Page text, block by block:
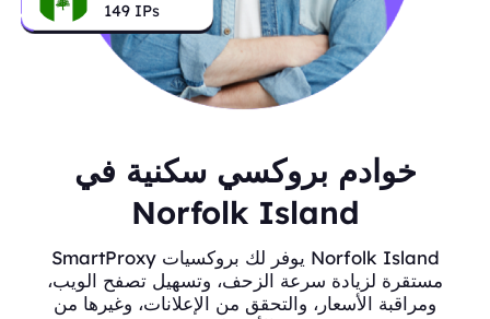
149 IPs
خوادم بروكسي سكنية في
Norfolk Island
SmartProxy يوفر لك بروكسيات Norfolk Island
مستقرة لزيادة سرعة الزحف، وتسهيل تصفح الويب،
ومراقبة الأسعار، والتحقق من الإعلانات، وغيرها من